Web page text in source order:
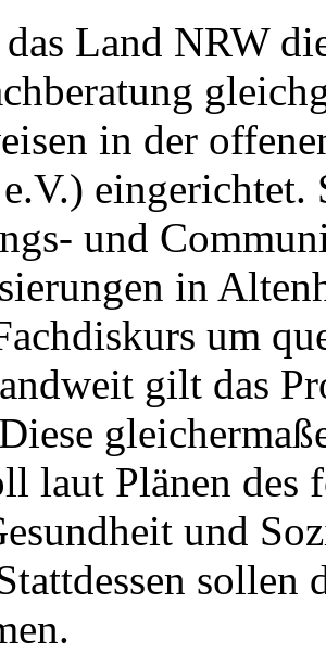
Land NRW
in der
eingerichtet.
und
in
um
gilt das
laut Plänen
und